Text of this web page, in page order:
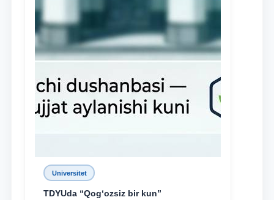
Universitet
TDYUda “Qog‘ozsiz bir kun”